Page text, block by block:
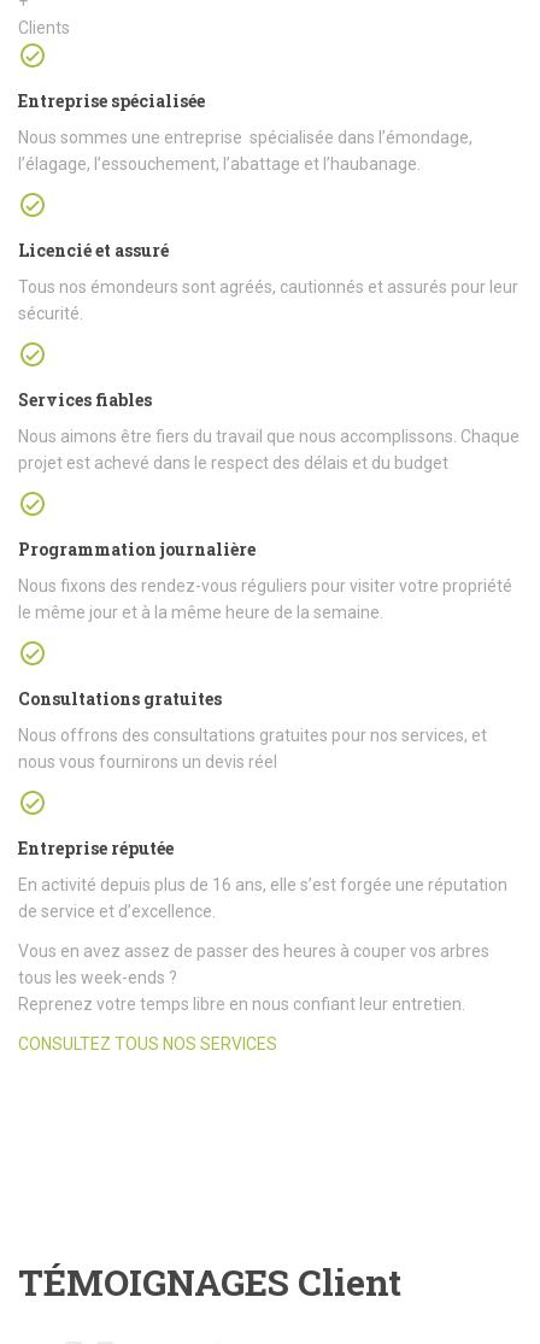
Clients
Entreprise spécialisée
Nous sommes une entreprise spécialisée dans l’émondage,
l’élagage, l’essouchement, l’abattage et l’haubanage.
Licencié et assuré
Tous nos émondeurs sont agréés, cautionnés et assurés pour leur
sécurité.
Services fiables
Nous aimons être fiers du travail que nous accomplissons. Chaque
projet est achevé dans le respect des délais et du budget
Programmation journalière
Nous fixons des rendez-vous réguliers pour visiter votre propriété
le même jour et à la même heure de la semaine.
Consultations gratuites
Nous offrons des consultations gratuites pour nos services, et
nous vous fournirons un devis réel
Entreprise réputée
En activité depuis plus de 16 ans, elle s’est forgée une réputation
de service et d’excellence.
Vous en avez assez de passer des heures à couper vos arbres
tous les week-ends ?
Reprenez votre temps libre en nous confiant leur entretien.
CONSULTEZ TOUS NOS SERVICES
TÉMOIGNAGES Client